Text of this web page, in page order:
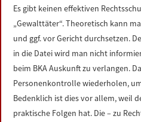
Es gibt keinen effektiven
„Gewalttäter“. Theoretisch kann
und ggf. vor Gericht durchsetzen.
in die Datei wird man nicht
beim BKA Auskunft zu verlangen.
Personenkontrolle wiederholen,
Bedenklich ist dies vor allem, weil
praktische Folgen hat. Die – zu